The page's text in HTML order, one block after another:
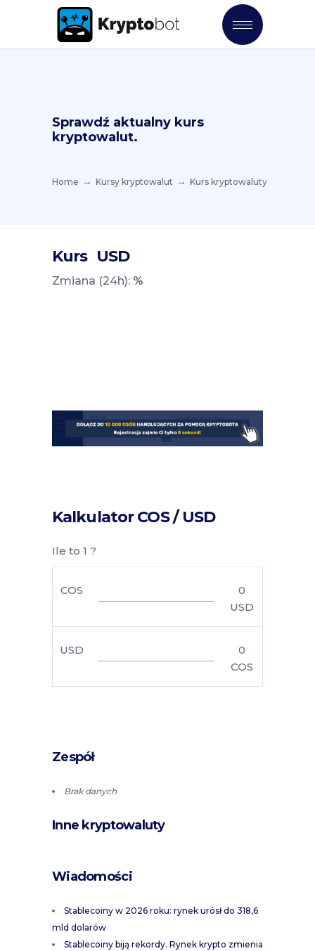
Sprawdź aktualny kurs
kryptowalut.
Home Kursy kryptowalut Kurs kryptowaluty
Kurs USD
Zmiana (24h): %
Kalkulator COS / USD
Ile to 1 ?
COS
0
USD
USD
0
COS
Zespół
Brak danych
Inne kryptowaluty
Wiadomości
Stablecoiny w 2026 roku: rynek urósł do 318,6
mld dolarów
Stablecoiny biją rekordy. Rynek krypto zmienia